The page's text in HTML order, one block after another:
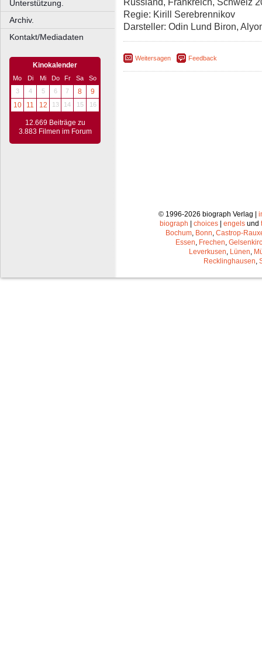
Unterstützung.
Archiv.
Kontakt/Mediadaten
Kinokalender
Mo Di Mi Do Fr Sa
So
3
4 5 6 7 8
9
10
11 12 13 14 15 16
12.669 Beiträge zu
3.883 Filmen im Forum
Regie: Kirill Serebrennikov
Darsteller: Odin Lund Biron,
Weitersagen Feedback
© 1996-2026 biograph Verlag |
biograph
choices engels und
Bochum, Bonn, Castrop-
Essen, Frechen,
Leverkusen, Lünen,
Recklinghausen,